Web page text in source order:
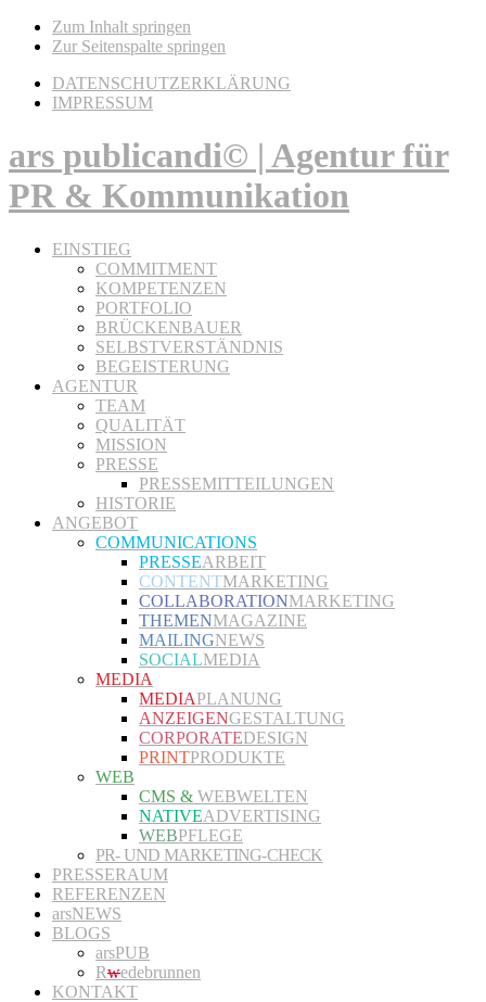
Zum Inhalt springen
Zur Seitenspalte springen
DATENSCHUTZERKLÄRUNG
IMPRESSUM
ars publicandi© | Agentur für
PR & Kommunikation
EINSTIEG
COMMITMENT
KOMPETENZEN
PORTFOLIO
BRÜCKENBAUER
SELBSTVERSTÄNDNIS
BEGEISTERUNG
AGENTUR
TEAM
QUALITÄT
MISSION
PRESSE
PRESSEMITTEILUNGEN
HISTORIE
ANGEBOT
COMMUNICATIONS
PRESSEARBEIT
CONTENTMARKETING
COLLABORATIONMARKETING
THEMENMAGAZINE
MAILINGNEWS
SOCIALMEDIA
MEDIA
MEDIAPLANUNG
ANZEIGENGESTALTUNG
CORPORATEDESIGN
PRINTPRODUKTE
WEB
CMS & WEBWELTEN
NATIVEADVERTISING
WEBPFLEGE
PR- UND MARKETING-CHECK
PRESSERAUM
REFERENZEN
arsNEWS
BLOGS
arsPUB
Rwedebrunnen
KONTAKT